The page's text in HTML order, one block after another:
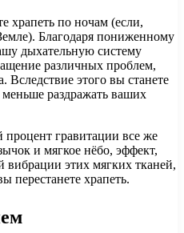
храпеть по ночам (если,
Благодаря пониженному
дыхательную систему
различных проблем,
Вследствие этого вы станете
раздражать ваших
процент гравитации все же
и мягкое нёбо, эффект,
этих мягких тканей,
перестанете храпеть.